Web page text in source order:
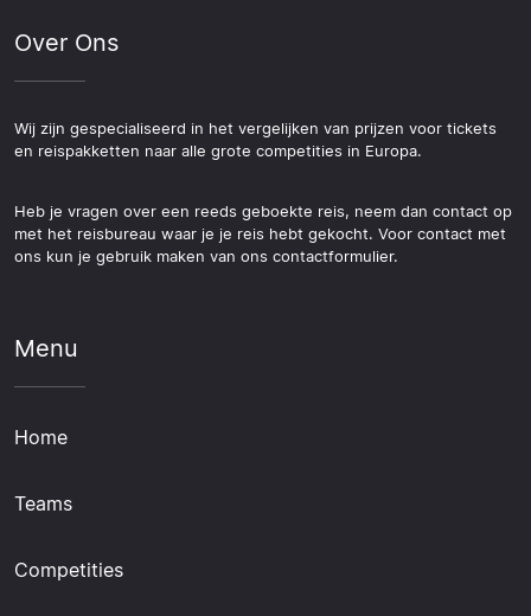
Over Ons
Wij zijn gespecialiseerd in het vergelijken van prijzen voor tickets
en reispakketten naar alle grote competities in Europa.
Heb je vragen over een reeds geboekte reis, neem dan contact op
met het reisbureau waar je je reis hebt gekocht. Voor contact met
ons kun je gebruik maken van ons contactformulier.
Menu
Home
Teams
Competities